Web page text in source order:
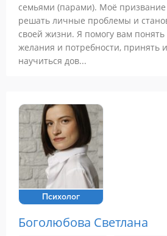
семьями (парами). Моё
решать личные проблемы и
своей жизни. Я помогу вам понять
желания и потребности, принять
научиться дов...
Психолог
Боголюбова Светлана